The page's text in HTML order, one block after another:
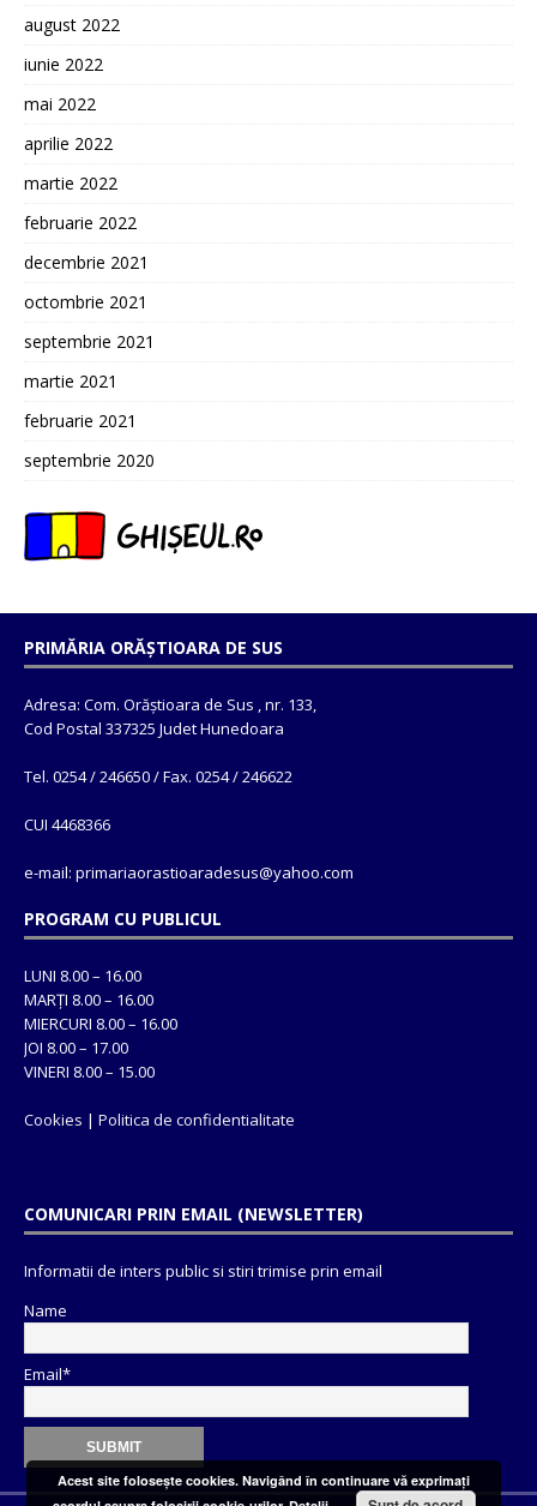
august 2022
iunie 2022
mai 2022
aprilie 2022
martie 2022
februarie 2022
decembrie 2021
octombrie 2021
septembrie 2021
martie 2021
februarie 2021
septembrie 2020
PRIMĂRIA ORĂȘTIOARA DE SUS
Adresa: Com. Orăștioara de Sus , nr. 133,
Cod Postal 337325 Judet Hunedoara
Tel. 0254 / 246650 / Fax. 0254 / 246622
CUI 4468366
e-mail: primariaorastioaradesus@yahoo.com
PROGRAM CU PUBLICUL
LUNI 8.00 – 16.00
MARȚI 8.00 – 16.00
MIERCURI 8.00 – 16.00
JOI 8.00 – 17.00
VINERI 8.00 – 15.00
Cookies | Politica de confidentialitate
COMUNICARI PRIN EMAIL (NEWSLETTER)
Informatii de inters public si stiri trimise prin email
Name
Email*
Acest site foloseşte cookies. Navigând în continuare vă exprimaţi